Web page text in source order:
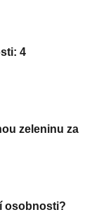
4
zeleninu za
osobnosti?